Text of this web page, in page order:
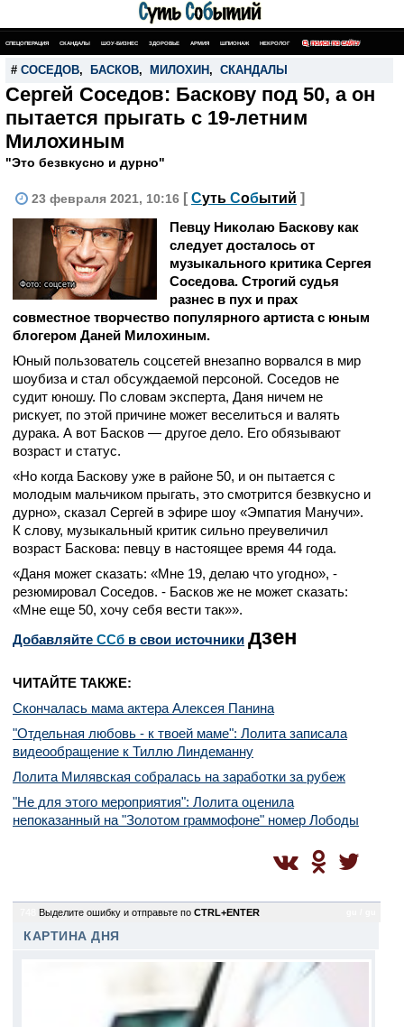
СПЕЦОПЕРАЦИЯ СКАНДАЛЫ ШОУ-БИЗНЕС ЗДОРОВЬЕ АРМИЯ ШПИОНАЖ НЕКРОЛОГ ПОИСК ПО САЙТУ
# СОСЕДОВ, БАСКОВ, МИЛОХИН , СКАНДАЛЫ
Сергей Соседов: Баскову под 50, а он
пытается прыгать с 19-летним
Милохиным
"Это безвкусно и дурно"
23 февраля 2021, 10:16 [ Суть Событий ]
Фото: соцсети
Певцу Николаю Баскову как
следует досталось от
музыкального критика Сергея
Соседова. Строгий судья
разнес в пух и прах
совместное творчество популярного артиста с юным
блогером Даней Милохиным.
Юный пользователь соцсетей внезапно ворвался в мир
шоубиза и стал обсуждаемой персоной. Соседов не
судит юношу. По словам эксперта, Даня ничем не
рискует, по этой причине может веселиться и валять
дурака. А вот Басков — другое дело. Его обязывают
возраст и статус.
«Но когда Баскову уже в районе 50, и он пытается с
молодым мальчиком прыгать, это смотрится безвкусно и
дурно», сказал Сергей в эфире шоу «Эмпатия Манучи».
К слову, музыкальный критик сильно преувеличил
возраст Баскова: певцу в настоящее время 44 года.
«Даня может сказать: «Мне 19, делаю что угодно», -
резюмировал Соседов. - Басков же не может сказать:
«Мне еще 50, хочу себя вести так»».
Добавляйте CСб в свои источники дзен
ЧИТАЙТЕ ТАКЖЕ:
Скончалась мама актера Алексея Панина
"Отдельная любовь - к твоей маме": Лолита записала
видеообращение к Тиллю Линдеманну
Лолита Милявская собралась на заработки за рубеж
"Не для этого мероприятия": Лолита оценила
непоказанный на "Золотом граммофоне" номер Лободы
Выделите ошибку и отправьте по CTRL+ENTER
КАРТИНА ДНЯ